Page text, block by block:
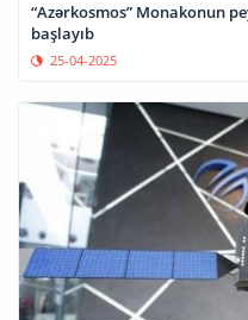
“Azərkosmos” Monakonun
başlayıb
25-04-2025